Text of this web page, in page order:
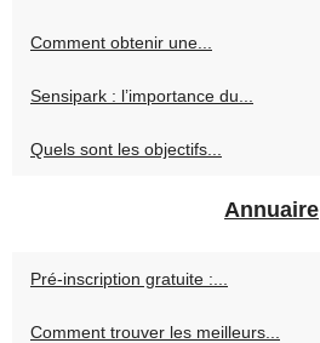
Comment obtenir une...
Sensipark : l’importance du...
Quels sont les objectifs...
Annuaire
Pré-inscription gratuite :...
Comment trouver les meilleurs...